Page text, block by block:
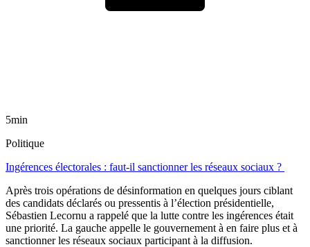
5min
Politique
Ingérences électorales : faut-il sanctionner les réseaux sociaux ?
Après trois opérations de désinformation en quelques jours ciblant
des candidats déclarés ou pressentis à l’élection présidentielle,
Sébastien Lecornu a rappelé que la lutte contre les ingérences était
une priorité. La gauche appelle le gouvernement à en faire plus et à
sanctionner les réseaux sociaux participant à la diffusion.